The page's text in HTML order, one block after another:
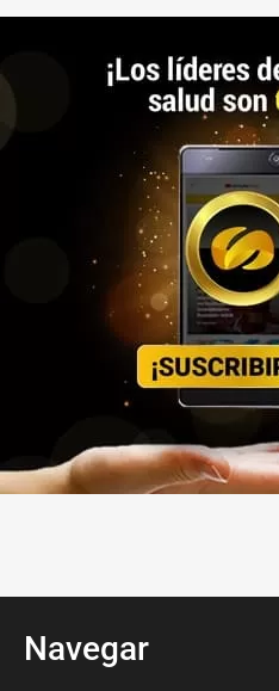
Navegar